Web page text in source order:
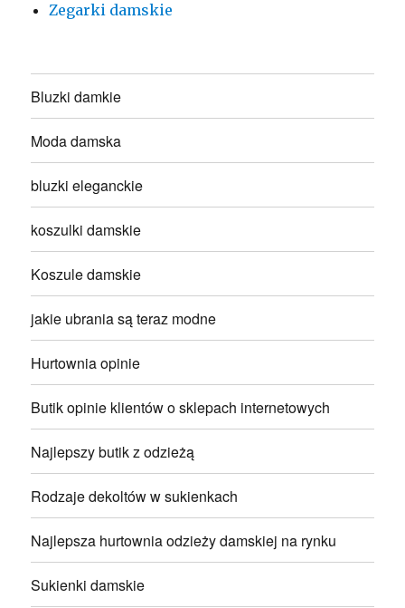
Zegarki damskie
Bluzki damkie
Moda damska
bluzki eleganckie
koszulki damskie
Koszule damskie
jakie ubrania są teraz modne
Hurtownia opinie
Butik opinie klientów o sklepach internetowych
Najlepszy butik z odzieżą
Rodzaje dekoltów w sukienkach
Najlepsza hurtownia odzieży damskiej na rynku
Sukienki damskie